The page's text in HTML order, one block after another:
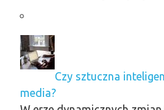
Czy sztuczna
media?